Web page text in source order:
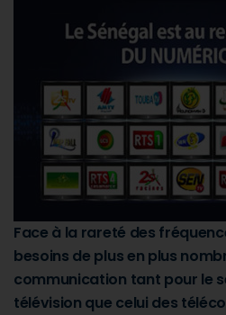
Face à la rareté des
besoins de plus en plus
communication tant pour le
télévision que celui des